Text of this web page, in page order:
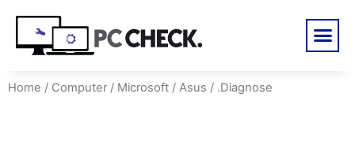
Home / Computer / Microsoft / Asus / .Diagnose